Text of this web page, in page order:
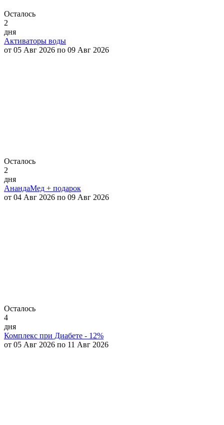
Осталось
2
дня
Активаторы воды
от 05 Авг 2026 по 09 Авг 2026
Осталось
2
дня
АнандаМед + подарок
от 04 Авг 2026 по 09 Авг 2026
Осталось
4
дня
Комплекс при Диабете - 12%
от 05 Авг 2026 по 11 Авг 2026